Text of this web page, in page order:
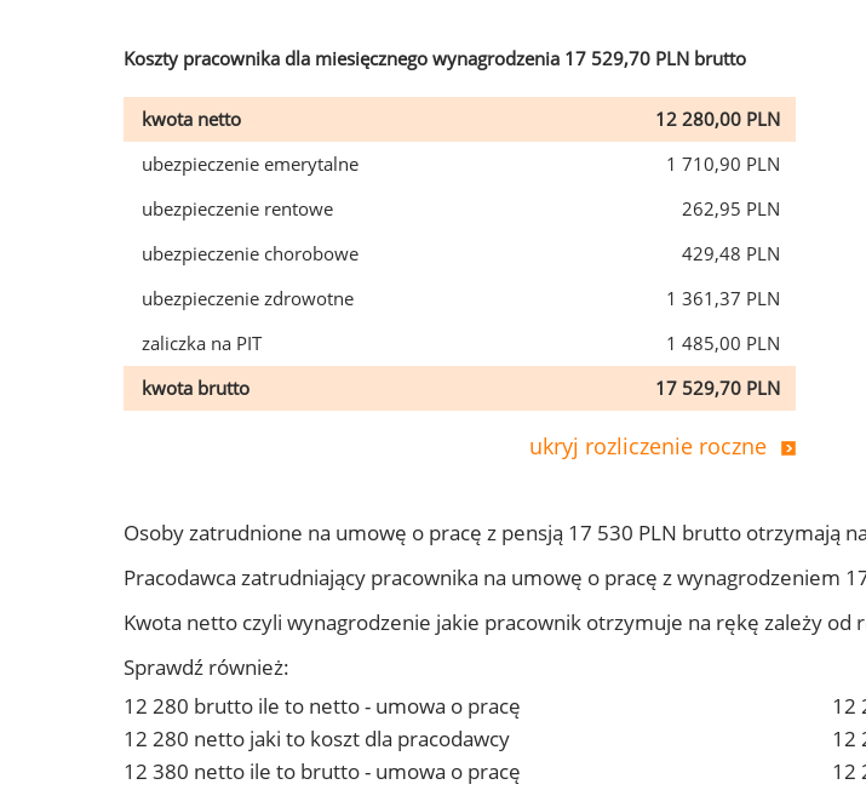
Koszty pracownika dla miesięcznego wynagrodzenia 17 529,70 PLN brutto
kwota netto
12 280,00 PLN
ubezpieczenie emerytalne
1 710,90 PLN
ubezpieczenie rentowe
262,95 PLN
ubezpieczenie chorobowe
429,48 PLN
ubezpieczenie zdrowotne
1 361,37 PLN
zaliczka na PIT
1 485,00 PLN
kwota brutto
17 529,70 PLN
ukryj rozliczenie roczne
Osoby zatrudnione na umowę o pracę z pensją 17 530 PLN brutto otrzymają
Pracodawca zatrudniający pracownika na umowę o pracę z wynagrodzeniem
Kwota netto czyli wynagrodzenie jakie pracownik otrzymuje na rękę zależy od
Sprawdź również:
12 280 brutto ile to netto - umowa o pracę
12 280 netto jaki to koszt dla pracodawcy
12 380 netto ile to brutto - umowa o pracę
12
12
12